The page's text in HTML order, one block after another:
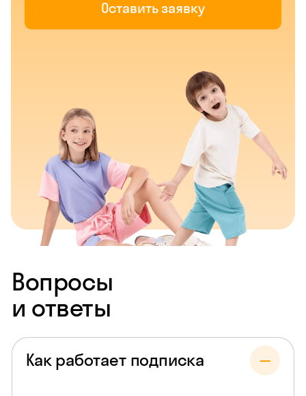
Оставить заявку
Вопросы
и ответы
Как работает подписка